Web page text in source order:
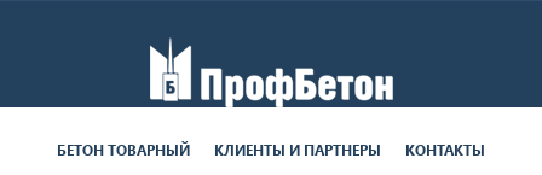
Работаем пн-пт с 9:00 до 19:00
поставки круглосуточно
БЕТОН ТОВАРНЫЙ КЛИЕНТЫ И ПАРТНЕРЫ КОНТАКТЫ